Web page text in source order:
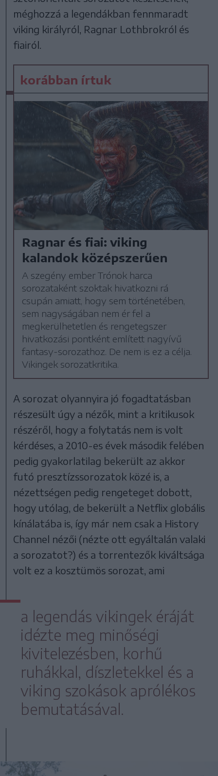
méghozzá a legendákban fennmaradt
viking királyról, Ragnar Lothbrokról és
fiairól.
korábban írtuk
Ragnar és fiai: viking
kalandok középszerűen
A szegény ember Trónok harca
sorozataként szoktak hivatkozni rá
csupán amiatt, hogy sem történetében,
sem nagyságában nem ér fel a
megkerülhetetlen és rengetegszer
hivatkozási pontként említett nagyívű
fantasy-sorozathoz. De nem is ez a célja.
Vikingek sorozatkritika.
A sorozat olyannyira jó fogadtatásban
részesült úgy a nézők, mint a kritikusok
részéről, hogy a folytatás nem is volt
kérdéses, a 2010-es évek második felében
pedig gyakorlatilag bekerült az akkor
futó presztízssorozatok közé is, a
nézettségen pedig rengeteget dobott,
hogy utólag, de bekerült a Netflix globális
kínálatába is, így már nem csak a History
Channel nézői (nézte ott egyáltalán valaki
a sorozatot?) és a torrentezők kiváltsága
volt ez a kosztümös sorozat, ami
a legendás vikingek éráját
idézte meg minőségi
kivitelezésben, korhű
ruhákkal, díszletekkel és a
viking szokások aprólékos
bemutatásával.